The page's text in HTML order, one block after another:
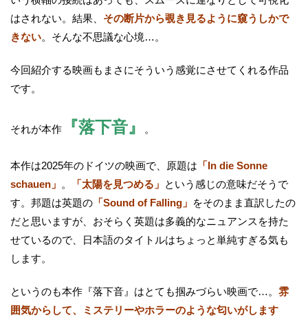
はされない。結果、 その断片から覗き見るように窺うしかで
きない。そんな不思議な心境…。
今回紹介する映画もまさにそういう感覚にさせてくれる作品
です。
それが本作 『落下音』 。
本作は2025年のドイツの映画で、原題は 「In die Sonne
schauen」 。 「太陽を見つめる」 という感じの意味だそうで
す。邦題は英題の 「Sound of Falling」 をそのまま直訳したの
だと思いますが、おそらく英題は多義的なニュアンスを持た
せているので、日本語のタイトルはちょっと単純すぎる気も
します。
というのも本作『落下音』はとても掴みづらい映画で…。 雰
囲気からして、ミステリーやホラーのような匂いがします